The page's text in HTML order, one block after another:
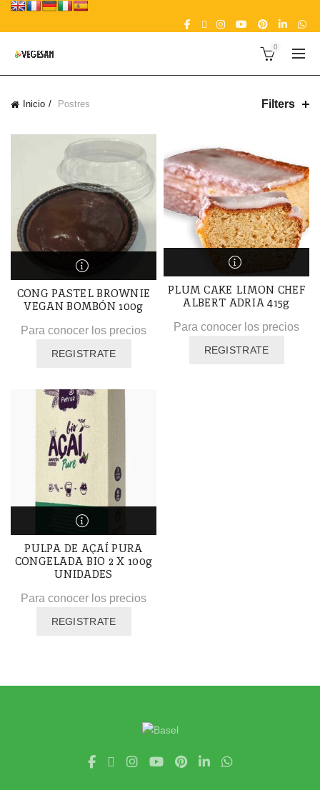
0
Inicio Postres Filters
CONG PASTEL BROWNIE
VEGAN BOMBÓN 100g
Para conocer los precios
REGISTRATE
PLUM CAKE LIMON CHEF
ALBERT ADRIA 415g
Para conocer los precios
REGISTRATE
PULPA DE AÇAÍ PURA
CONGELADA BIO 2 X 100g
UNIDADES
Para conocer los precios
REGISTRATE